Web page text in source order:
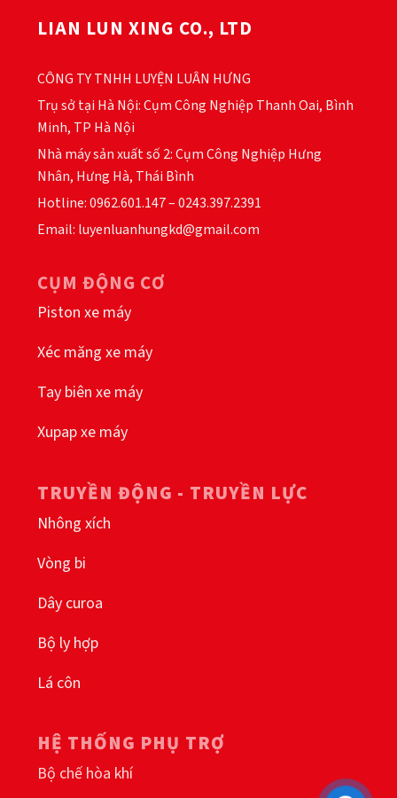
LIAN LUN XING CO., LTD
CÔNG TY TNHH LUYỆN LUÂN HƯNG
Trụ sở tại Hà Nội: Cụm Công Nghiệp Thanh Oai, Bình
Minh, TP Hà Nội
Nhà máy sản xuất số 2: Cụm Công Nghiệp Hưng
Nhân, Hưng Hà, Thái Bình
Hotline: 0962.601.147 – 0243.397.2391
Email: luyenluanhungkd@gmail.com
CỤM ĐỘNG CƠ
Piston xe máy
Xéc măng xe máy
Tay biên xe máy
Xupap xe máy
TRUYỀN ĐỘNG - TRUYỀN LỰC
Nhông xích
Vòng bi
Dây curoa
Bộ ly hợp
Lá côn
HỆ THỐNG PHỤ TRỢ
Bộ chế hòa khí